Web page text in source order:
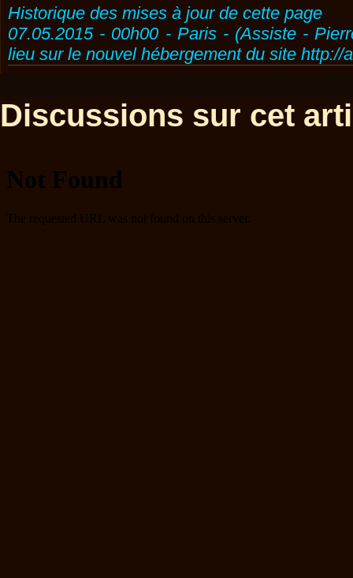
Historique des mises à jour de cette page
07.05.2015 - 00h00 - Paris - (Assiste -
lieu sur le nouvel hébergement du site http://
Discussions sur cet